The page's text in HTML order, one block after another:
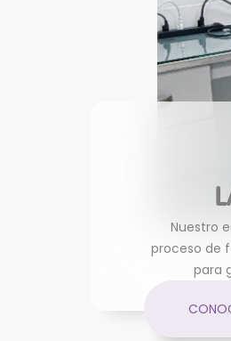
Nuestro
proceso de
para